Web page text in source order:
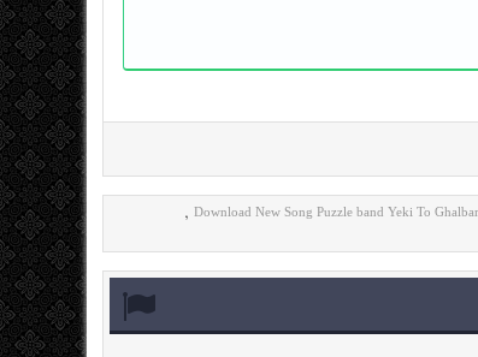
Download New Song Puzzle band Yeki To
,